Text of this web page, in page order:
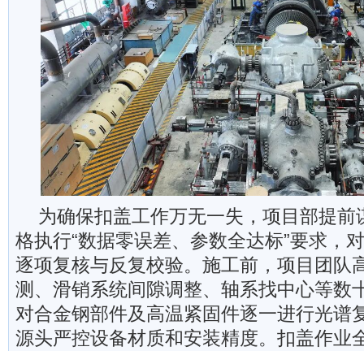
为确保扣盖工作万无一失，项目部提
格执行“数据零误差、参数全达标”要求，
逐项复核与反复校验。施工前，项目团队
测、滑销系统间隙调整、轴系找中心等数
对合金钢部件及高温紧固件逐一进行光谱
源头严控设备材质和安装精度。扣盖作业